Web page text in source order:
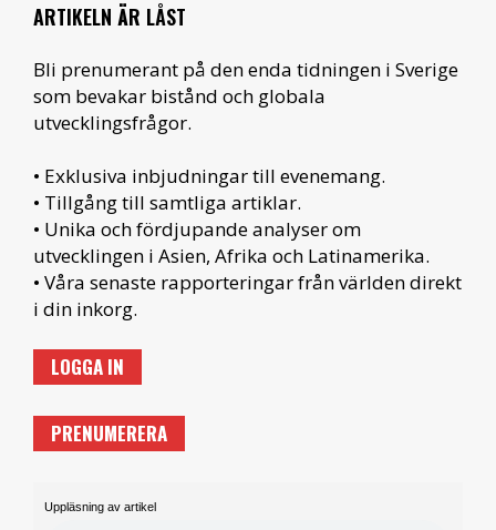
ARTIKELN ÄR LÅST
Bli prenumerant på den enda tidningen i Sverige
som bevakar bistånd och globala
utvecklingsfrågor.
• Exklusiva inbjudningar till evenemang.
• Tillgång till samtliga artiklar.
• Unika och fördjupande analyser om
utvecklingen i Asien, Afrika och Latinamerika.
• Våra senaste rapporteringar från världen direkt
i din inkorg.
LOGGA IN
PRENUMERERA
Uppläsning av artikel